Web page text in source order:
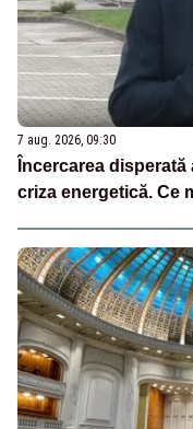
7 aug. 2026, 09:30
Încercarea
criza energetică. Ce